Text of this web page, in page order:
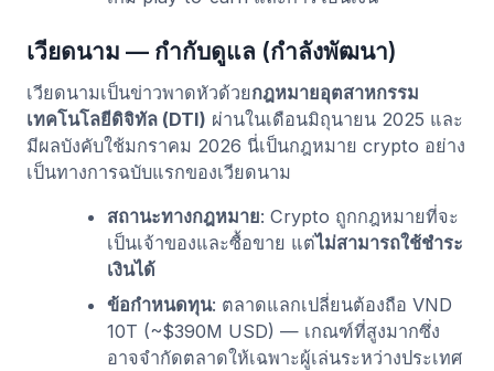
เวียดนาม — กำกับดูแล (กำลังพัฒนา)
เวียดนามเป็นข่าวพาดหัวด้วยกฎหมายอุตสาหกรรม
เทคโนโลยีดิจิทัล (DTI) ผ่านในเดือนมิถุนายน 2025 และ
มีผลบังคับใช้มกราคม 2026 นี่เป็นกฎหมาย crypto อย่าง
เป็นทางการฉบับแรกของเวียดนาม
สถานะทางกฎหมาย: Crypto ถูกกฎหมายที่จะ
เป็นเจ้าของและซื้อขาย แต่ไม่สามารถใช้ชำระ
เงินได้
ข้อกำหนดทุน: ตลาดแลกเปลี่ยนต้องถือ VND
10T (~$390M USD) — เกณฑ์ที่สูงมากซึ่ง
อาจจำกัดตลาดให้เฉพาะผู้เล่นระหว่างประเทศ